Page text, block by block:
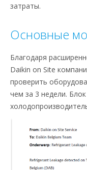
затраты.
Основные
Благодаря
Daikin on Site
проверить
чем за 3 недели.